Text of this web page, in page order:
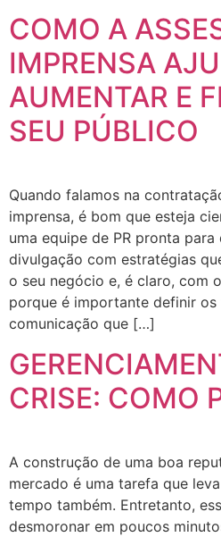
COMO A
IMPRENSA
AUMENTAR E
SEU PÚBLICO
Quando falamos na
imprensa, é bom que esteja
uma equipe de PR pronta
divulgação com estratégias
o seu negócio e, é claro, com
porque é importante definir os
comunicação que […]
CRISE: COMO
A construção de uma boa
mercado é uma tarefa que
tempo também. Entretanto,
desmoronar em poucos